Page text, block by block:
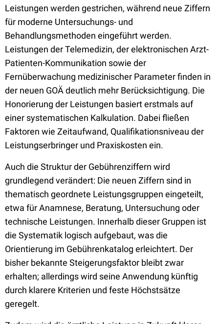
Leistungen werden gestrichen, während neue Ziffern
für moderne Untersuchungs- und
Behandlungsmethoden eingeführt werden.
Leistungen der Telemedizin, der elektronischen Arzt-
Patienten-Kommunikation sowie der
Fernüberwachung medizinischer Parameter finden in
der neuen GOÄ deutlich mehr Berücksichtigung. Die
Honorierung der Leistungen basiert erstmals auf
einer systematischen Kalkulation. Dabei fließen
Faktoren wie Zeitaufwand, Qualifikationsniveau der
Leistungserbringer und Praxiskosten ein.
Auch die Struktur der Gebührenziffern wird
grundlegend verändert: Die neuen Ziffern sind in
thematisch geordnete Leistungsgruppen eingeteilt,
etwa für Anamnese, Beratung, Untersuchung oder
technische Leistungen. Innerhalb dieser Gruppen ist
die Systematik logisch aufgebaut, was die
Orientierung im Gebührenkatalog erleichtert. Der
bisher bekannte Steigerungsfaktor bleibt zwar
erhalten; allerdings wird seine Anwendung künftig
durch klarere Kriterien und feste Höchstsätze
geregelt.